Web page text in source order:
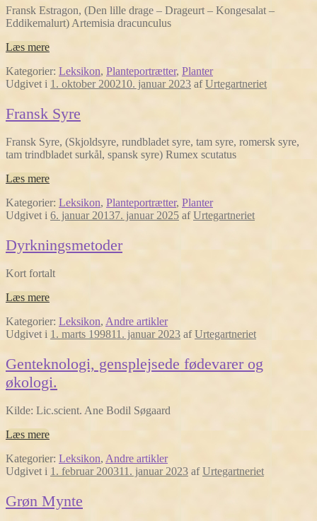
Fransk Estragon, (Den lille drage – Drageurt – Kongesalat –
Eddikemalurt) Artemisia dracunculus
Læs mere
Kategorier: Leksikon, Planteportrætter, Planter
Udgivet i 1. oktober 200210. januar 2023 afUrtegartneriet
Fransk Syre
Fransk Syre, (Skjoldsyre, rundbladet syre, tam syre, romersk syre,
tam trindbladet surkål, spansk syre) Rumex scutatus
Læs mere
Kategorier: Leksikon, Planteportrætter, Planter
Udgivet i 6. januar 20137. januar 2025 afUrtegartneriet
Dyrkningsmetoder
Kort fortalt
Læs mere
Kategorier: Leksikon, Andre artikler
Udgivet i 1. marts 199811. januar 2023 afUrtegartneriet
Genteknologi, gensplejsede fødevarer og
økologi.
Kilde: Lic.scient. Ane Bodil Søgaard
Læs mere
Kategorier: Leksikon, Andre artikler
Udgivet i 1. februar 200311. januar 2023 afUrtegartneriet
Grøn Mynte